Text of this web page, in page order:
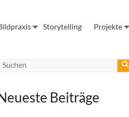
Storytelling Projekte
Beiträge